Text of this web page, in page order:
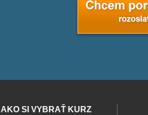
AKO SI VYBRAŤ KURZ